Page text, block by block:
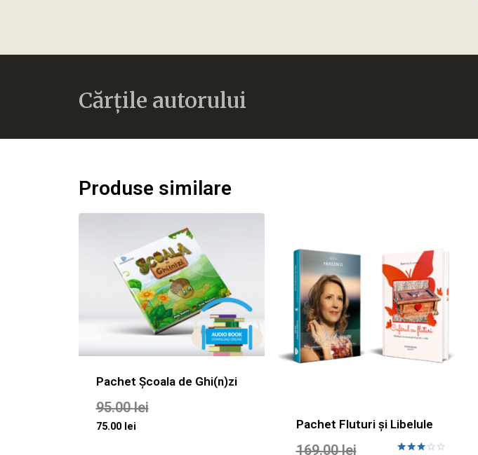
Cărțile autorului
Produse similare
Pachet Școala de Ghi(n)zi
95.00lei
75.00 lei Pachet Fluturi și Libelule
169.00lei